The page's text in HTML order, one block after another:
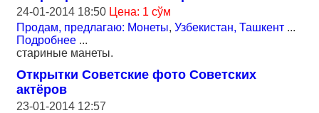
24-01-2014 18:50 Цена: 1 сўм
Продам, предлагаю: Монеты, Узбекистан, Ташкент ...
Подробнее ...
стариные манеты.
Открытки Советские фото Советских
актёров
23-01-2014 12:57